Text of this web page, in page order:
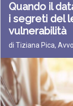
Quando il
i segreti del
vulnerabilità
di Tiziana Pica,